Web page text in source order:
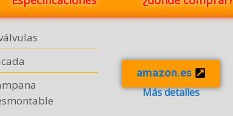
amazon.es
Más detalles